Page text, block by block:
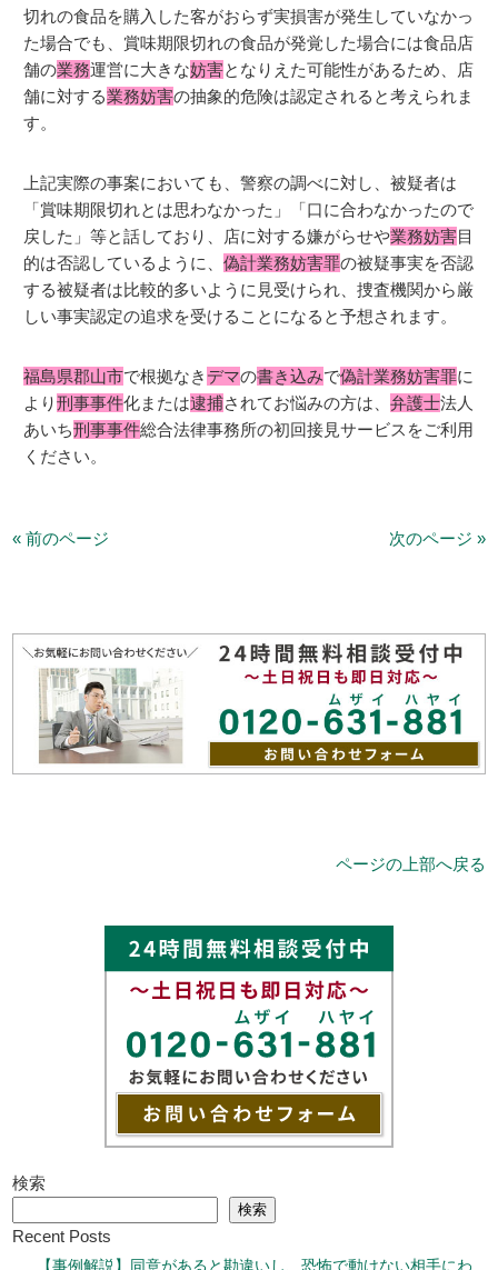
切れの食品を購入した客がおらず実損害が発生していなかっ
た場合でも、賞味期限切れの食品が発覚した場合には食品店
舗の業務運営に大きな妨害となりえた可能性があるため、店
舗に対する業務妨害の抽象的危険は認定されると考えられま
す。
上記実際の事案においても、警察の調べに対し、被疑者は
「賞味期限切れとは思わなかった」「口に合わなかったので
戻した」等と話しており、店に対する嫌がらせや業務妨害目
的は否認しているように、偽計業務妨害罪の被疑事実を否認
する被疑者は比較的多いように見受けられ、捜査機関から厳
しい事実認定の追求を受けることになると予想されます。
福島県郡山市で根拠なき デマの書き込みで偽計業務妨害罪に
より刑事事件化または逮捕されてお悩みの方は、弁護士法人
あいち刑事事件総合法律事務所の初回接見サービスをご利用
ください。
« 前のページ 次のページ »
ページの上部へ戻る
検索
検索
Recent Posts
【事例解説】同意があると勘違いし、恐怖で動けない相手にわ